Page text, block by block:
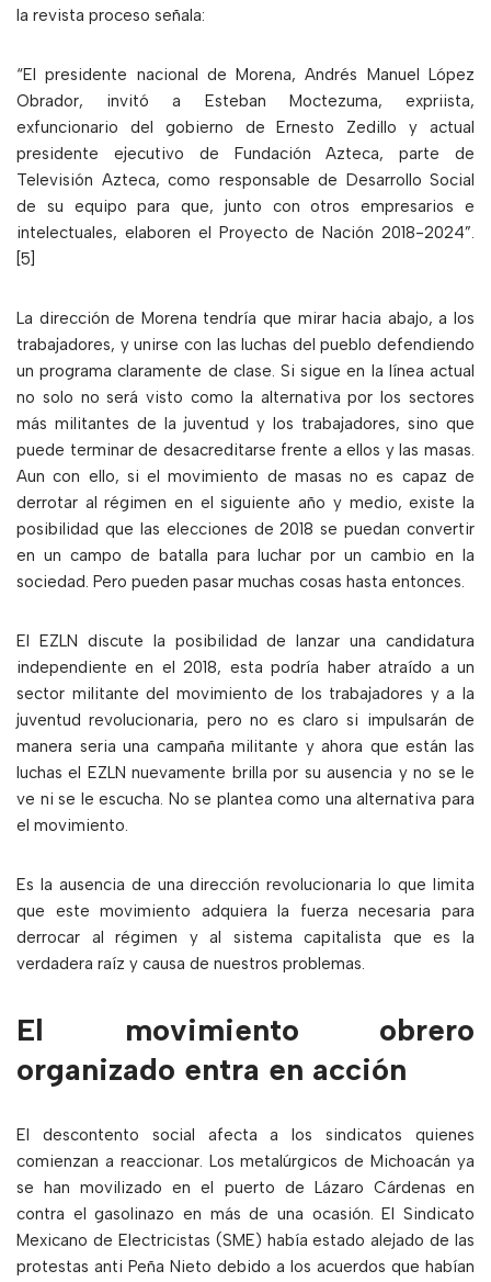
la revista proceso señala:
“El presidente nacional de Morena, Andrés Manuel López
Obrador, invitó a Esteban Moctezuma, expriista,
exfuncionario del gobierno de Ernesto Zedillo y actual
presidente ejecutivo de Fundación Azteca, parte de
Televisión Azteca, como responsable de Desarrollo Social
de su equipo para que, junto con otros empresarios e
intelectuales, elaboren el Proyecto de Nación 2018-2024”.
[5]
La dirección de Morena tendría que mirar hacia abajo, a los
trabajadores, y unirse con las luchas del pueblo defendiendo
un programa claramente de clase. Si sigue en la línea actual
no solo no será visto como la alternativa por los sectores
más militantes de la juventud y los trabajadores, sino que
puede terminar de desacreditarse frente a ellos y las masas.
Aun con ello, si el movimiento de masas no es capaz de
derrotar al régimen en el siguiente año y medio, existe la
posibilidad que las elecciones de 2018 se puedan convertir
en un campo de batalla para luchar por un cambio en la
sociedad. Pero pueden pasar muchas cosas hasta entonces.
El EZLN discute la posibilidad de lanzar una candidatura
independiente en el 2018, esta podría haber atraído a un
sector militante del movimiento de los trabajadores y a la
juventud revolucionaria, pero no es claro si impulsarán de
manera seria una campaña militante y ahora que están las
luchas el EZLN nuevamente brilla por su ausencia y no se le
ve ni se le escucha. No se plantea como una alternativa para
el movimiento.
Es la ausencia de una dirección revolucionaria lo que limita
que este movimiento adquiera la fuerza necesaria para
derrocar al régimen y al sistema capitalista que es la
verdadera raíz y causa de nuestros problemas.
El movimiento obrero
organizado entra en acción
El descontento social afecta a los sindicatos quienes
comienzan a reaccionar. Los metalúrgicos de Michoacán ya
se han movilizado en el puerto de Lázaro Cárdenas en
contra el gasolinazo en más de una ocasión. El Sindicato
Mexicano de Electricistas (SME) había estado alejado de las
protestas anti Peña Nieto debido a los acuerdos que habían